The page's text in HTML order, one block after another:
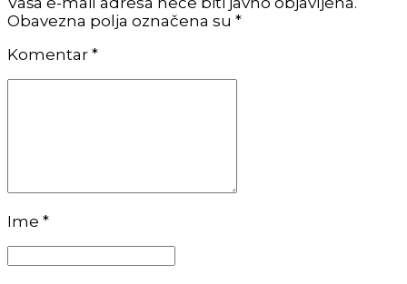
Obavezna polja označena su *
Komentar *
Ime *